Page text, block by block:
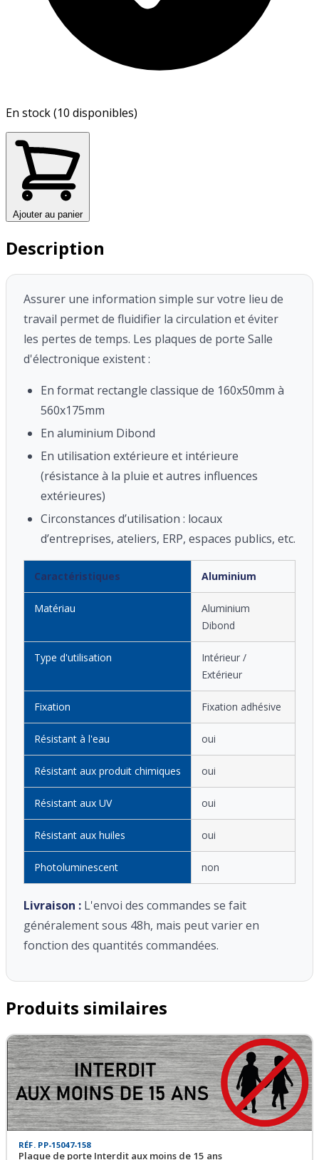
En stock (10 disponibles)
Ajouter au panier
Description
Assurer une information simple sur votre lieu de
travail permet de fluidifier la circulation et éviter
les pertes de temps. Les plaques de porte Salle
d'électronique existent :
En format rectangle classique de 160x50mm à
560x175mm
En aluminium Dibond
En utilisation extérieure et intérieure
(résistance à la pluie et autres influences
extérieures)
Circonstances d’utilisation : locaux
d’entreprises, ateliers, ERP, espaces publics, etc.
Caractéristiques Aluminium
Matériau
Aluminium
Dibond
Type d'utilisation
Intérieur /
Extérieur
Fixation Fixation adhésive
Résistant à l'eau oui
Résistant aux produit chimiques oui
Résistant aux UV oui
Résistant aux huiles oui
Photoluminescent non
Livraison : L'envoi des commandes se fait
généralement sous 48h, mais peut varier en
fonction des quantités commandées.
Produits similaires
RÉF. PP-15047-158
Plaque de porte Interdit aux moins de 15 ans